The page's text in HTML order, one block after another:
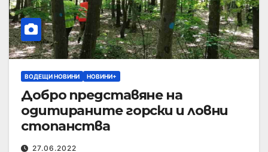
ВОДЕЩИ НОВИНИ НОВИНИ+
Добро представяне на
одитираните горски и ловни
стопанства
27.06.2022